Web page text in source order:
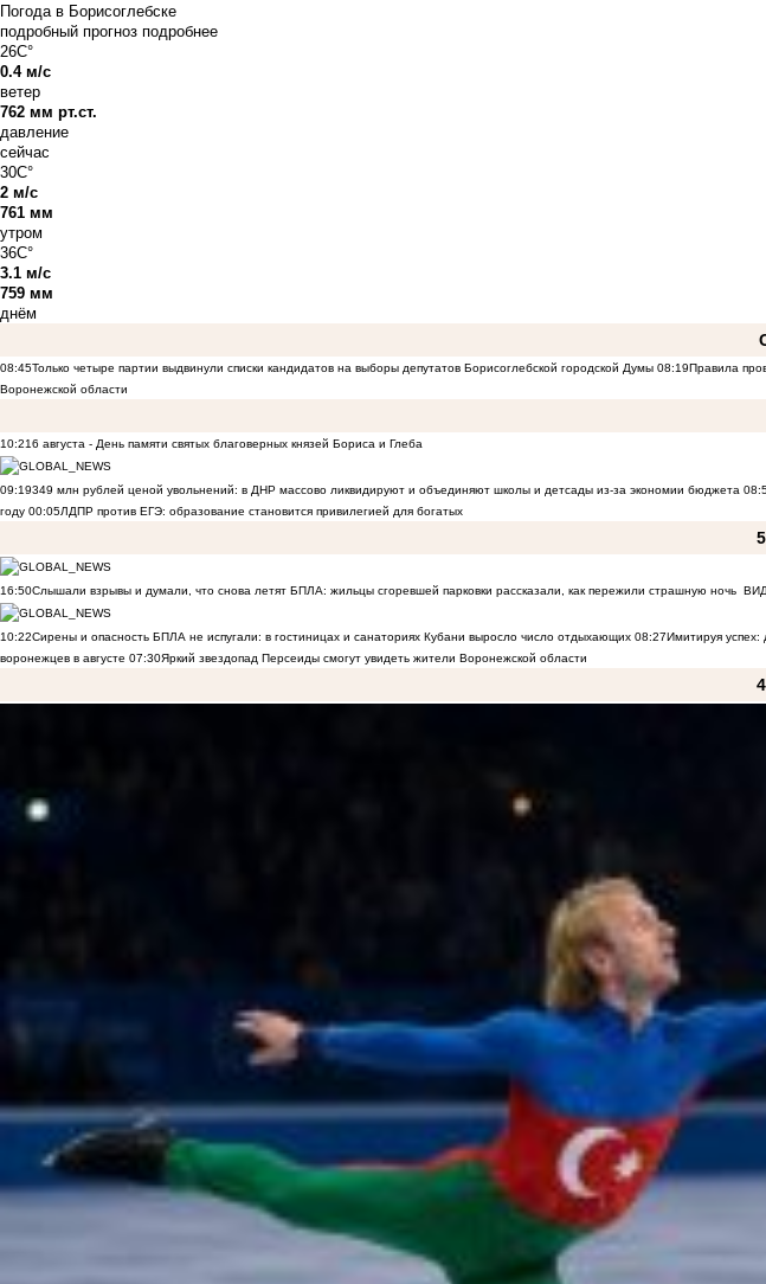
Погода в Борисоглебске
подробный прогноз подробнее
26C°
0.4 м/с
ветер
762 мм рт.ст.
давление
сейчас
30C°
2 м/с
761 мм
утром
36C°
3.1 м/с
759 мм
днём
08:45Только четыре партии выдвинули списки кандидатов на выборы депутатов Борисоглебской городской Думы 08:19Правила
Воронежской области
10:216 августа - День памяти святых благоверных князей Бориса и Глеба
09:19349 млн рублей ценой увольнений: в ДНР массово ликвидируют и объединяют школы и детсады из-за экономии бюджета
году 00:05ЛДПР против ЕГЭ: образование становится привилегией для богатых
16:50Слышали взрывы и думали, что снова летят БПЛА: жильцы сгоревшей парковки рассказали, как пережили страшную ночь
10:22Сирены и опасность БПЛА не испугали: в гостиницах и санаториях Кубани выросло число отдыхающих 08:27Имитируя успех:
воронежцев в августе 07:30Яркий звездопад Персеиды смогут увидеть жители Воронежской области